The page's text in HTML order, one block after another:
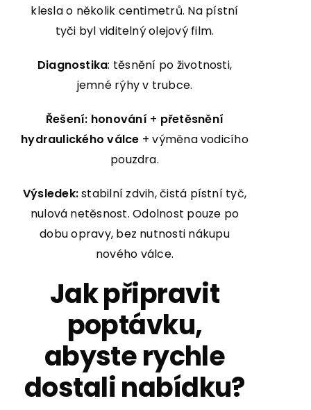
klesla o několik centimetrů. Na pístní
tyči byl viditelný olejový film.
Diagnostika: těsnění po životnosti,
jemné rýhy v trubce.
Řešení: honování + přetěsnění
hydraulického válce + výměna vodicího
pouzdra.
Výsledek:stabilní zdvih, čistá pístní tyč,
nulová netěsnost. Odolnost pouze po
dobu opravy, bez nutnosti nákupu
nového válce.
Jak připravit
poptávku,
abyste rychle
dostali nabídku?